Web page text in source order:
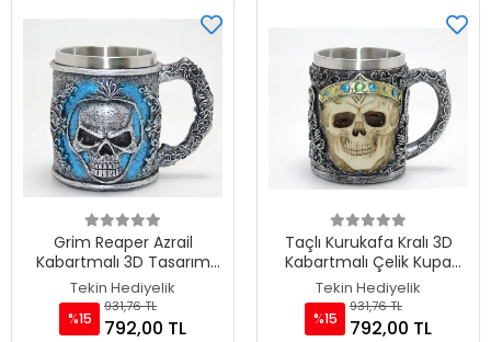
Grim Reaper Azrail
Kabartmalı 3D Tasarım
Çelik Kupa Bardak
TKN4382
Tekin Hediyelik
%15
931,76 TL
792,00 TL
Taçlı Kurukafa Kralı 3D
Kabartmalı Çelik Kupa
Bardak TKN4381
Tekin Hediyelik
%15
931,76 TL
792,00 TL